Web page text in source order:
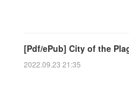
[Pdf/ePub] City of the
2022.09.23 21:35